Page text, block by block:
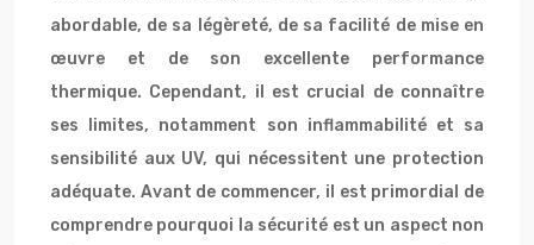
abordable, de sa légèreté, de sa facilité de mise en
œuvre et de son excellente performance
thermique. Cependant, il est crucial de connaître
ses limites, notamment son inflammabilité et sa
sensibilité aux UV, qui nécessitent une protection
adéquate. Avant de commencer, il est primordial de
comprendre pourquoi la sécurité est un aspect non